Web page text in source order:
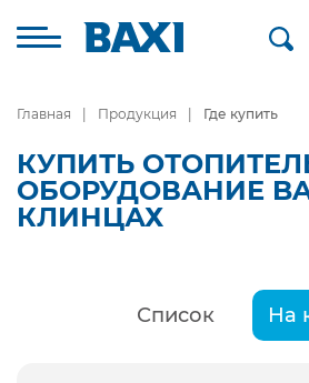
Главная Продукция Где купить
КУПИТЬ
ОБОРУДОВАНИЕ
КЛИНЦАХ
Список На